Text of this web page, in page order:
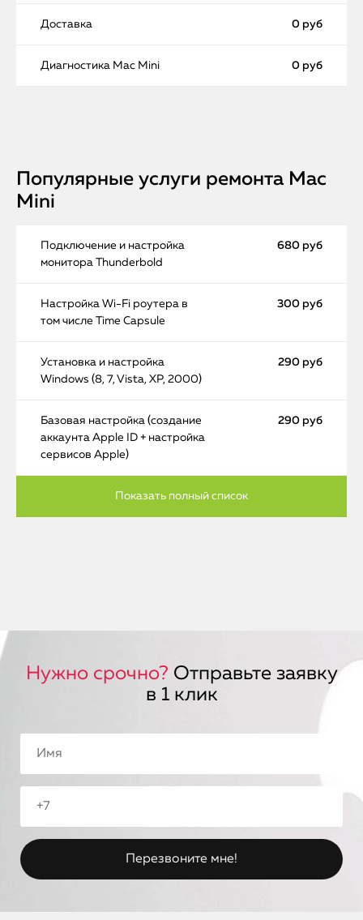
Доставка 0 руб
Диагностика Mac Mini 0 руб
Популярные услуги ремонта Mac
Mini
Подключение и настройка
монитора Thunderbold
680 руб
Настройка Wi-Fi роутера в
том числе Time Capsule
300 руб
Установка и настройка
Windows (8, 7, Vista, XP, 2000)
290 руб
Базовая настройка (создание
аккаунта Apple ID + настройка
сервисов Apple)
290 руб
Нужно срочно? Отправьте заявку
в 1 клик